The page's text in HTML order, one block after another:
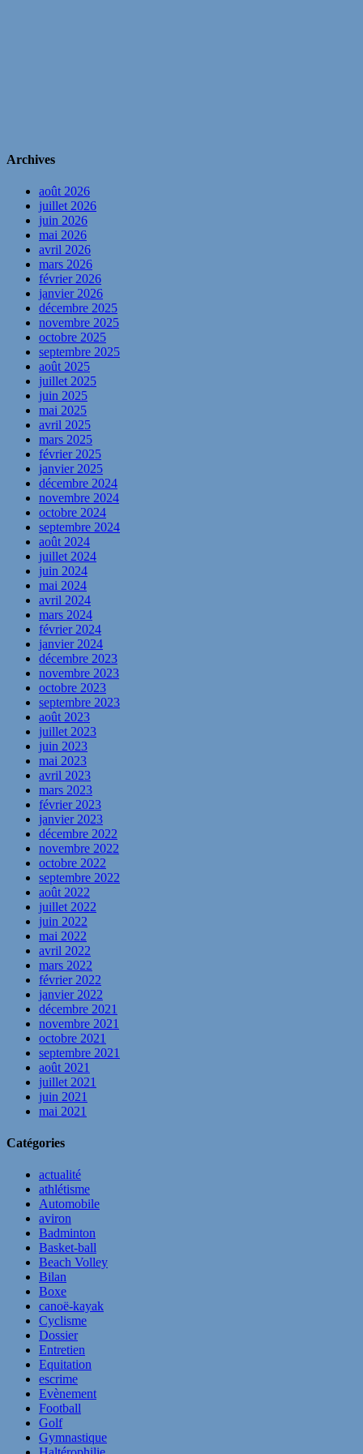
Archives
août 2026
juillet 2026
juin 2026
mai 2026
avril 2026
mars 2026
février 2026
janvier 2026
décembre 2025
novembre 2025
octobre 2025
septembre 2025
août 2025
juillet 2025
juin 2025
mai 2025
avril 2025
mars 2025
février 2025
janvier 2025
décembre 2024
novembre 2024
octobre 2024
septembre 2024
août 2024
juillet 2024
juin 2024
mai 2024
avril 2024
mars 2024
février 2024
janvier 2024
décembre 2023
novembre 2023
octobre 2023
septembre 2023
août 2023
juillet 2023
juin 2023
mai 2023
avril 2023
mars 2023
février 2023
janvier 2023
décembre 2022
novembre 2022
octobre 2022
septembre 2022
août 2022
juillet 2022
juin 2022
mai 2022
avril 2022
mars 2022
février 2022
janvier 2022
décembre 2021
novembre 2021
octobre 2021
septembre 2021
août 2021
juillet 2021
juin 2021
mai 2021
Catégories
actualité
athlétisme
Automobile
aviron
Badminton
Basket-ball
Beach Volley
Bilan
Boxe
canoë-kayak
Cyclisme
Dossier
Entretien
Equitation
escrime
Evènement
Football
Golf
Gymnastique